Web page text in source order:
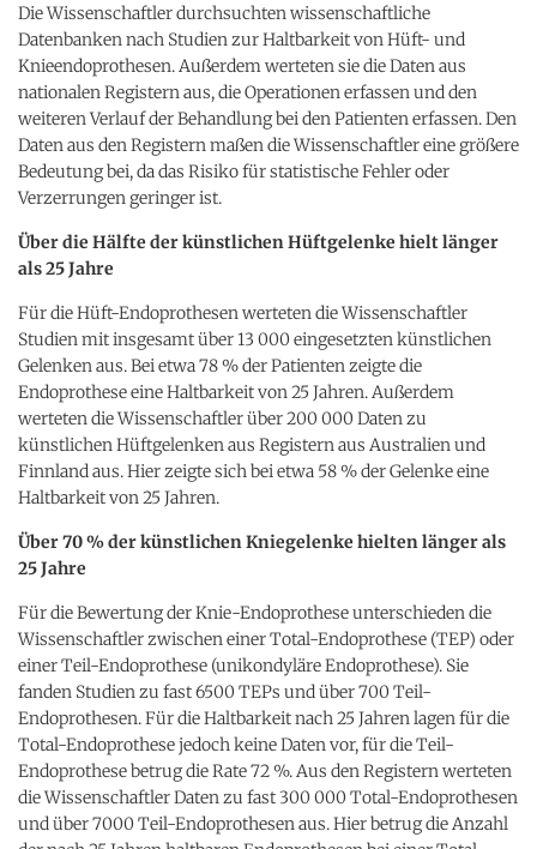
Die Wissenschaftler durchsuchten wissenschaftliche
Datenbanken nach Studien zur Haltbarkeit von Hüft- und
Knieendoprothesen. Außerdem werteten sie die Daten aus
nationalen Registern aus, die Operationen erfassen und den
weiteren Verlauf der Behandlung bei den Patienten erfassen. Den
Daten aus den Registern maßen die Wissenschaftler eine größere
Bedeutung bei, da das Risiko für statistische Fehler oder
Verzerrungen geringer ist.
Über die Hälfte der künstlichen Hüftgelenke hielt länger
als 25 Jahre
Für die Hüft-Endoprothesen werteten die Wissenschaftler
Studien mit insgesamt über 13 000 eingesetzten künstlichen
Gelenken aus. Bei etwa 78 % der Patienten zeigte die
Endoprothese eine Haltbarkeit von 25 Jahren. Außerdem
werteten die Wissenschaftler über 200 000 Daten zu
künstlichen Hüftgelenken aus Registern aus Australien und
Finnland aus. Hier zeigte sich bei etwa 58 % der Gelenke eine
Haltbarkeit von 25 Jahren.
Über 70 % der künstlichen Kniegelenke hielten länger als
25 Jahre
Für die Bewertung der Knie-Endoprothese unterschieden die
Wissenschaftler zwischen einer Total-Endoprothese (TEP) oder
einer Teil-Endoprothese (unikondyläre Endoprothese). Sie
fanden Studien zu fast 6500 TEPs und über 700 Teil-
Endoprothesen. Für die Haltbarkeit nach 25 Jahren lagen für die
Total-Endoprothese jedoch keine Daten vor, für die Teil-
Endoprothese betrug die Rate 72 %. Aus den Registern werteten
die Wissenschaftler Daten zu fast 300 000 Total-Endoprothesen
und über 7000 Teil-Endoprothesen aus. Hier betrug die Anzahl